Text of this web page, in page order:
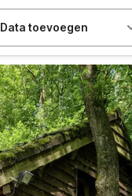
Data toevoegen